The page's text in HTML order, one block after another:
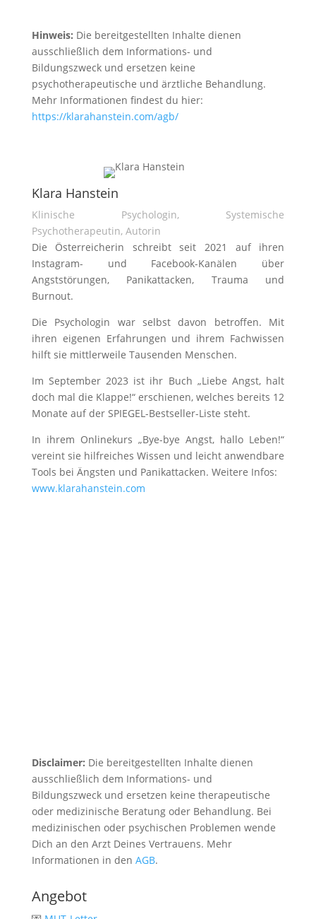
Hinweis: Die bereitgestellten Inhalte dienen
ausschließlich dem Informations- und
Bildungszweck und ersetzen keine
psychotherapeutische und ärztliche Behandlung.
Mehr Informationen findest du hier:
https://klarahanstein.com/agb/
Klara Hanstein
Klinische Psychologin, Systemische
Psychotherapeutin, Autorin
Die Österreicherin schreibt seit 2021 auf ihren
Instagram- und Facebook-Kanälen über
Angststörungen, Panikattacken, Trauma und
Burnout.
Die Psychologin war selbst davon betroffen. Mit
ihren eigenen Erfahrungen und ihrem Fachwissen
hilft sie mittlerweile Tausenden Menschen.
Im September 2023 ist ihr Buch „Liebe Angst, halt
doch mal die Klappe!“ erschienen, welches bereits 12
Monate auf der SPIEGEL-Bestseller-Liste steht.
In ihrem Onlinekurs „Bye-bye Angst, hallo Leben!“
vereint sie hilfreiches Wissen und leicht anwendbare
Tools bei Ängsten und Panikattacken. Weitere Infos:
www.klarahanstein.com
Disclaimer: Die bereitgestellten Inhalte dienen
ausschließlich dem Informations- und
Bildungszweck und ersetzen keine therapeutische
oder medizinische Beratung oder Behandlung. Bei
medizinischen oder psychischen Problemen wende
Dich an den Arzt Deines Vertrauens. Mehr
Informationen in den AGB.
Angebot